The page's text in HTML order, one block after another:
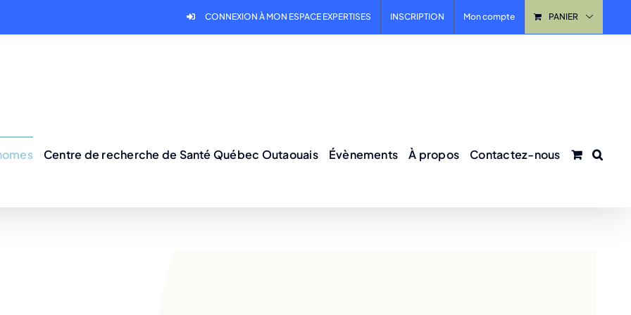
CONNEXION À MON ESPACE EXPERTISES INSCRIPTION Mon compte PANIER
Centre de recherche de Santé Québec Outaouais Évènements À propos Contactez-nous